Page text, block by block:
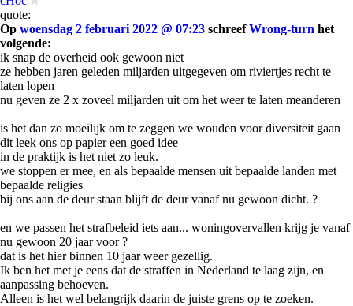
quote:
Op woensdag 2 februari 2022 @ 07:23 schreefWrong-turn het
volgende:
ik snap de overheid ook gewoon niet
ze hebben jaren geleden miljarden uitgegeven om riviertjes recht te
laten lopen
nu geven ze 2 x zoveel miljarden uit om het weer te laten meanderen
is het dan zo moeilijk om te zeggen we wouden voor diversiteit gaan
dit leek ons op papier een goed idee
in de praktijk is het niet zo leuk.
we stoppen er mee, en als bepaalde mensen uit bepaalde landen met
bepaalde religies
bij ons aan de deur staan blijft de deur vanaf nu gewoon dicht. ?
en we passen het strafbeleid iets aan... woningovervallen krijg je vanaf
nu gewoon 20 jaar voor ?
dat is het hier binnen 10 jaar weer gezellig.
Ik ben het met je eens dat de straffen in Nederland te laag zijn, en
aanpassing behoeven.
Alleen is het wel belangrijk daarin de juiste grens op te zoeken.